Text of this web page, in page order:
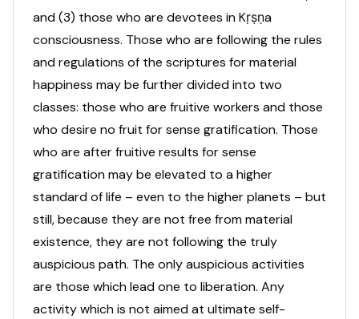
and (3) those who are devotees in Kṛṣṇa
consciousness. Those who are following the rules
and regulations of the scriptures for material
happiness may be further divided into two
classes: those who are fruitive workers and those
who desire no fruit for sense gratification. Those
who are after fruitive results for sense
gratification may be elevated to a higher
standard of life – even to the higher planets – but
still, because they are not free from material
existence, they are not following the truly
auspicious path. The only auspicious activities
are those which lead one to liberation. Any
activity which is not aimed at ultimate self-